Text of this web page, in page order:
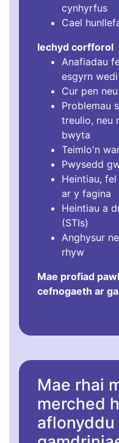
cynhyrfus
Cael
Iechyd corfforol
Anafiadau
esgyrn
Cur pen
Problemau
treulio, neu
bwyta
Teimlo'n
Pwysedd
Heintiau,
ar y fagina
Heintiau a
(STIs)
Anghysur
rhyw
Mae profiad
cefnogaeth ar
Mae rhai
merched
aflonyddu